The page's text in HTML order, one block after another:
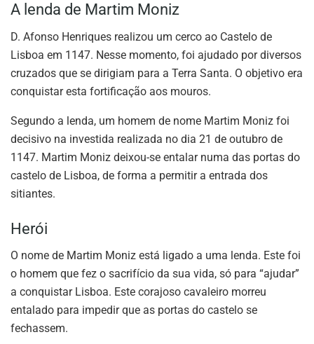
A lenda de Martim Moniz
D. Afonso Henriques realizou um cerco ao Castelo de
Lisboa em 1147. Nesse momento, foi ajudado por diversos
cruzados que se dirigiam para a Terra Santa. O objetivo era
conquistar esta fortificação aos mouros.
Segundo a lenda, um homem de nome Martim Moniz foi
decisivo na investida realizada no dia 21 de outubro de
1147. Martim Moniz deixou-se entalar numa das portas do
castelo de Lisboa, de forma a permitir a entrada dos
sitiantes.
Herói
O nome de Martim Moniz está ligado a uma lenda. Este foi
o homem que fez o sacrifício da sua vida, só para “ajudar”
a conquistar Lisboa. Este corajoso cavaleiro morreu
entalado para impedir que as portas do castelo se
fechassem.